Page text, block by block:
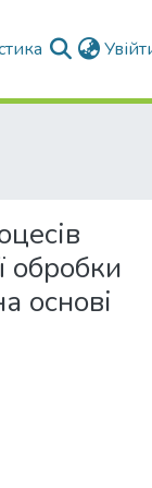
обробки
основі